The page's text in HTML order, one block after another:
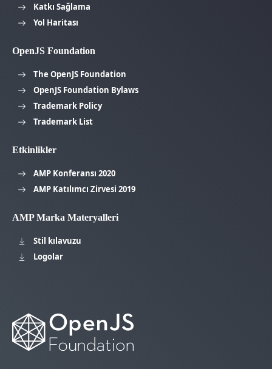
Katkı Sağlama
Yol Haritası
OpenJS Foundation
The OpenJS Foundation
OpenJS Foundation Bylaws
Trademark Policy
Trademark List
Etkinlikler
AMP Konferansı 2020
AMP Katılımcı Zirvesi 2019
AMP Marka Materyalleri
Stil kılavuzu
Logolar